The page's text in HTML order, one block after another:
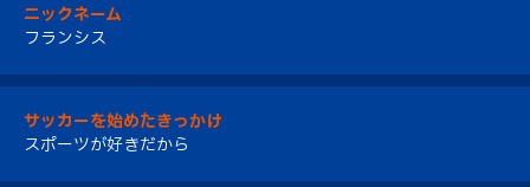
ニックネーム
フランシス
サッカーを始めたきっかけ
スポーツが好きだから